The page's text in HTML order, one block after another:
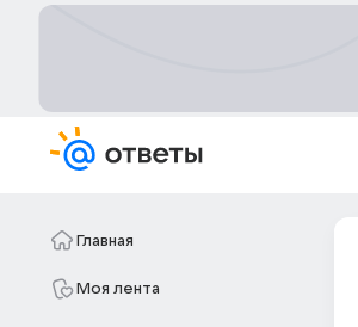
Главная
Моя лента